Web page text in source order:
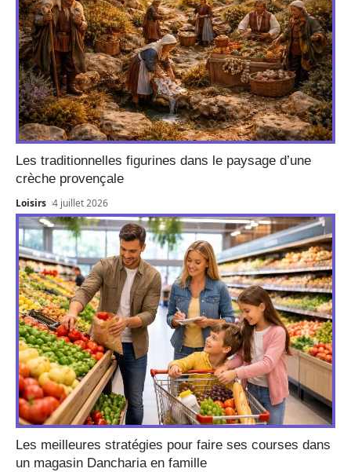
Les traditionnelles figurines dans le paysage d’une
crèche provençale
Loisirs 4 juillet 2026
Les meilleures stratégies pour faire ses courses dans
un magasin Dancharia en famille